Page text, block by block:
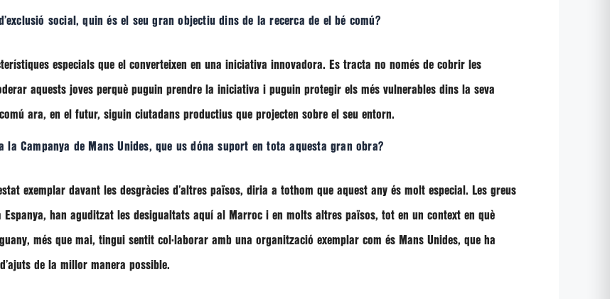
social, quin és el seu gran objectiu dins de la recerca de el bé comú?
especials que el converteixen en una iniciativa innovadora. Es tracta no només de cobrir les
aquests joves perquè puguin prendre la iniciativa i puguin protegir els més vulnerables dins la seva
ara, en el futur, siguin ciutadans productius que projecten sobre el seu entorn.
Campanya de Mans Unides, que us dóna suport en tota aquesta gran obra?
exemplar davant les desgràcies d’altres països, diria a tothom que aquest any és molt especial. Les greus
Espanya, han aguditzat les desigualtats aquí al Marroc i en molts altres països, tot en un context en què
més que mai, tingui sentit col·laborar amb una organització exemplar com és Mans Unides, que ha
de la millor manera possible.